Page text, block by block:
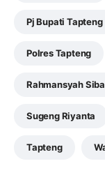
Pj Bupati Tapteng
Polres Tapteng
Rahmansyah
Sugeng Riyanta
Tapteng